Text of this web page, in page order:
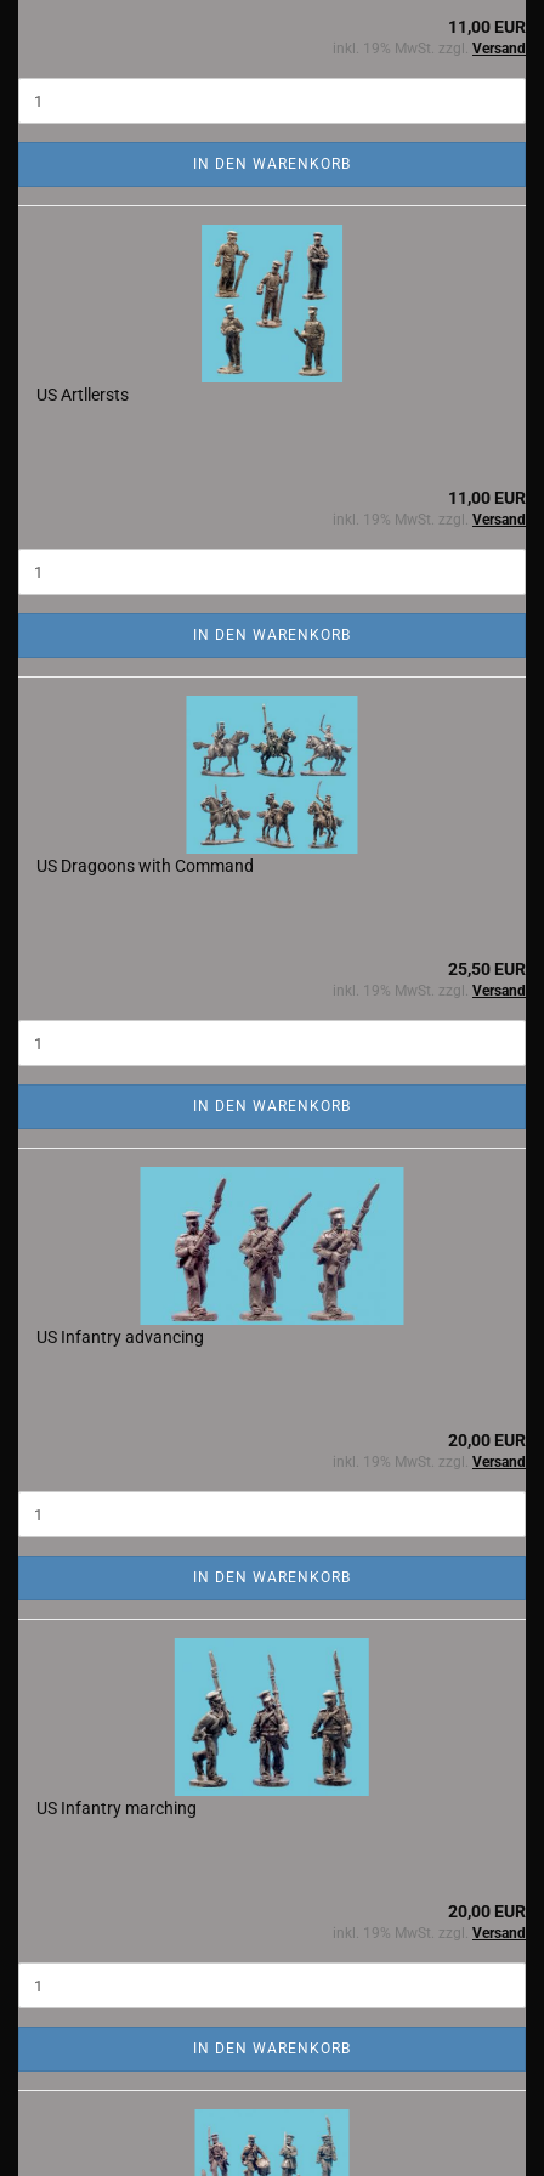
11,00 EUR
inkl. 19% MwSt. zzgl. Versand
IN DEN WARENKORB
US Artllersts
11,00 EUR
inkl. 19% MwSt. zzgl. Versand
IN DEN WARENKORB
US Dragoons with Command
25,50 EUR
inkl. 19% MwSt. zzgl. Versand
IN DEN WARENKORB
US Infantry advancing
20,00 EUR
inkl. 19% MwSt. zzgl. Versand
IN DEN WARENKORB
US Infantry marching
20,00 EUR
inkl. 19% MwSt. zzgl. Versand
IN DEN WARENKORB